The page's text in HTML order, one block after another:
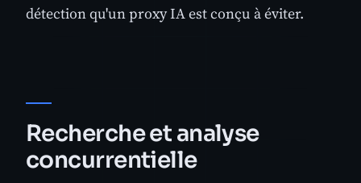
détection qu'un proxy IA est conçu à éviter.
Recherche et analyse
concurrentielle